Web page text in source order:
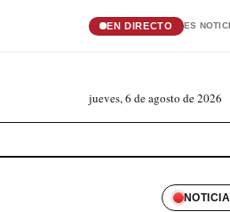
EN DIRECTO ES
jueves, 6 de agosto de 2026